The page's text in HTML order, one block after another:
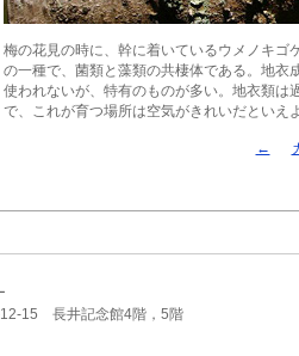
梅の花見の時に、幹に着いているウメノキゴ
の一種で、菌類と藻類の共棲体である。地衣
使われないが、特有のものが多い。地衣類は
で、これが育つ場所は空気がきれいだといえ
←
15 長井記念館4階，5階